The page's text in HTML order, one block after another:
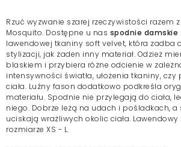
Rzuć wyzwanie szarej rzeczywistości razem
Mosquito. Dostępne u nas spodnie damskie
lawendowej tkaniny soft velvet, która zadba
stylizacji, jak żaden inny materiał. Odzież
blaskiem i przybiera różne odcienie w
intensywności światła, ułożenia tkaniny, czy
ciała. Luźny fason dodatkowo podkreśla
materiału. Spodnie nie przylegają do ciała,
niego. Dobrze leżą na udach i pośladkach, a
uciskają wrażliwych okolic ciała.
rozmiarze XS - L.